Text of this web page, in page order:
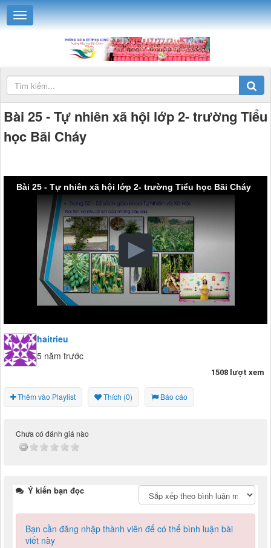
Bài 25 - Tự nhiên xã hội lớp 2- trường Tiểu
học Bãi Cháy
Bài 25 - Tự nhiên xã hội lớp 2- trường Tiểu học Bãi Cháy
haitrieu
5 năm trước
1508 lượt xem
Thêm vào Playlist Thích (0) Báo cáo
Chưa có đánh giá nào
Ý kiến bạn đọc
Bạn cần đăng nhập thành viên để có thể bình luận bài
viết này